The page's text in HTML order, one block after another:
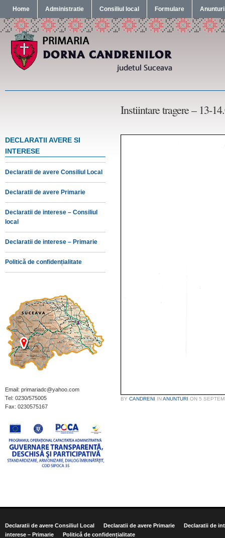
Home Administratie Consiliul local Formulare Anunturi
Instiintare tragere – 13-
DECLARATII AVERE SI
INTERESE
Declaratii de avere Consiliul Local
Declaratii de avere Primarie
Declaratii de interese – Consiliul
local
Declaratii de interese – Primarie
Politică de confidențialitate
Email: primariadc@yahoo.com
Tel: 0230/575005
Fax: 0230575167
BY CANDRENI INANUNTURI ON 5
Declaratii de avere Consiliul Local Declaratii de avere Primarie
Declaratii de
interese – Primarie
Politică de confidențialitate